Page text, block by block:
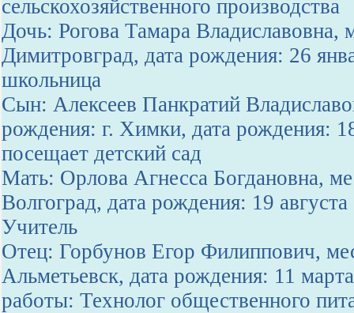
сельскохозяйственного производства
Дочь: Рогова Тамара Владиславовна,
Димитровград, дата рождения: 26
школьница
Сын: Алексеев Панкратий
рождения: г. Химки, дата рождения:
посещает детский сад
Мать: Орлова Агнесса Богдановна,
Волгоград, дата рождения: 19
Учитель
Отец: Горбунов Егор Филиппович,
Альметьевск, дата рождения: 11
работы: Технолог общественного